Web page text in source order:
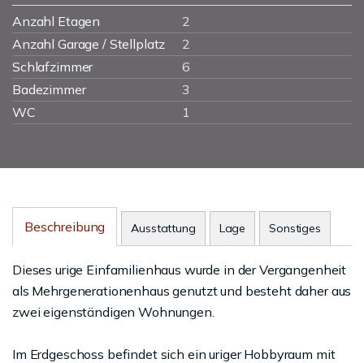
Anzahl Etagen
2
Anzahl Garage / Stellplatz
2
Schlafzimmer
6
Badezimmer
3
WC
1
Beschreibung Ausstattung Lage Sonstiges
Dieses urige Einfamilienhaus wurde in der Vergangenheit
als Mehrgenerationenhaus genutzt und besteht daher aus
zwei eigenständigen Wohnungen.
Im Erdgeschoss befindet sich ein uriger Hobbyraum mit